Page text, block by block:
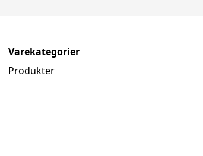
Varekategorier
Produkter